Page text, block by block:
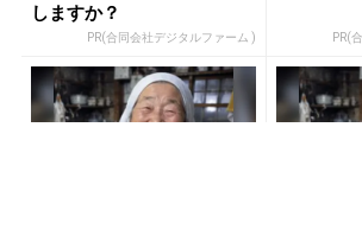
しますか？
PR(合同会社デジタルファーム ) PR(